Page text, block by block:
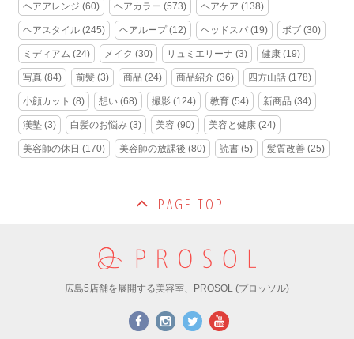
ヘアアレンジ (60) ヘアカラー (573) ヘアケア (138)
ヘアスタイル (245) ヘアループ(12) ヘッドスパ (19) ボブ (30)
ミディアム (24) メイク (30) リュミエリーナ (3) 健康 (19)
写真 (84) 前髪 (3) 商品 (24) 商品紹介 (36) 四方山話 (178)
小顔カット (8) 想い (68) 撮影 (124) 教育 (54) 新商品 (34)
漢塾 (3) 白髪のお悩み (3) 美容 (90) 美容と健康 (24)
美容師の休日 (170) 美容師の放課後 (80) 読書 (5) 髪質改善 (25)
広島5店舗を展開する美容室、PROSOL (プロッソル)
PAGE TOP